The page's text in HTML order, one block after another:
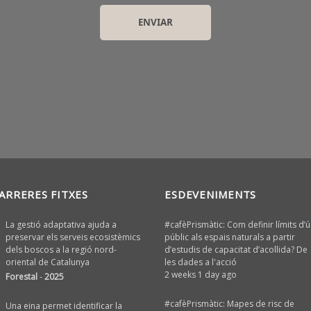
FITXES
La gestió adaptativa ajuda a
preservar els serveis ecosistèmics
dels boscos a la regió nord-
oriental de Catalunya
Forestal-2025
Una eina permet identificar la
ESDEVENIMENTS
#cafèPrismàtic: Com definir límits
públic als espais naturals a partir
d’estudis de capacitat d’acollida? De
les dades a l'acció
2 weeks 1 day ago
#cafèPrismàtic: Mapes de risc de